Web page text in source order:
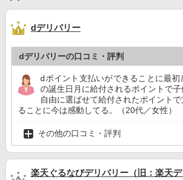
dデリバリー
dデリバリーの口コミ・評判
dポイント支払いができることに最
の誕生日月に給付されるポイントで
自由に選ばせて給付されたポイント
ることに今は感動してる。（20代／女性）
その他の口コミ・評判
楽天ぐるなびデリバリー（旧：楽天デ